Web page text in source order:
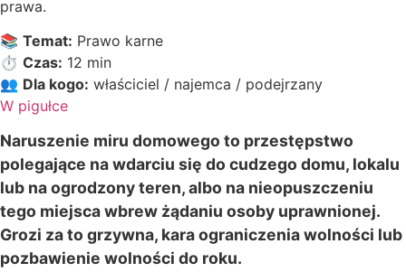
prawa.
📚 Temat: Prawo karne
⏱️ Czas: 12 min
👥 Dla kogo: właściciel / najemca / podejrzany
W pigułce
Naruszenie miru domowego to przestępstwo
polegające na wdarciu się do cudzego domu, lokalu
lub na ogrodzony teren, albo na nieopuszczeniu
tego miejsca wbrew żądaniu osoby uprawnionej.
Grozi za to grzywna, kara ograniczenia wolności lub
pozbawienie wolności do roku.